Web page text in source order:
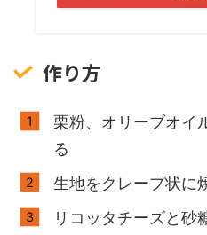
作り方
栗粉、オリーブオイ
る
生地をクレープ状に
リコッタチーズと砂